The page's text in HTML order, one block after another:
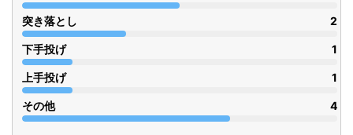
突き落とし 2
下手投げ 1
上手投げ 1
その他 4